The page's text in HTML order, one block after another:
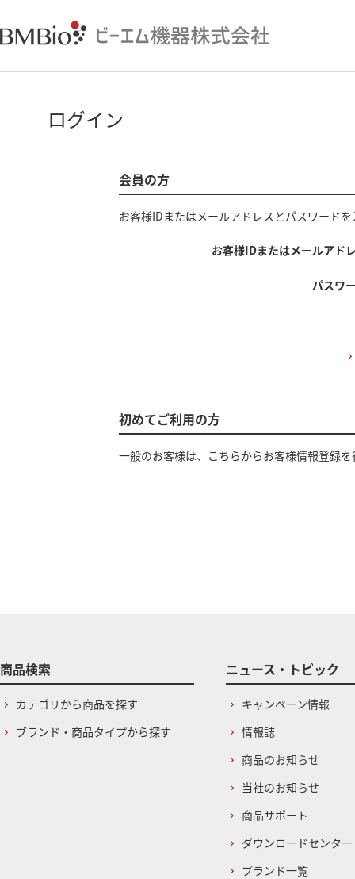
ログイン
会員の方
お客様IDまたはメールアドレス とパスワード
お客様IDまたはメールアド
パスワ
初めてご利用の方
一般のお客様は、こちらからお客様情報登録
商品検索
カテゴリから商品を探す
ブランド・商品タイプから探す
ニュース・トピック
キャンペーン情報
情報誌
商品のお知らせ
当社のお知らせ
商品サポート
ダウンロードセンター
ブランド一覧